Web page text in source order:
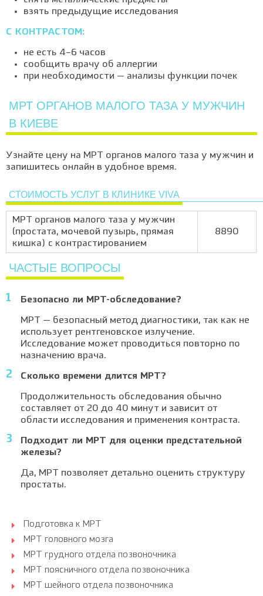
взять предыдущие исследования
С КОНТРАСТОМ:
не есть 4–6 часов
сообщить врачу об аллергии
при необходимости — анализы функции почек
МРТ ОРГАНОВ МАЛОГО ТАЗА У МУЖЧИН
В КИЕВЕ
Узнайте цену на МРТ органов малого таза у мужчин и
запишитесь онлайн в удобное время.
СТОИМОСТЬ УСЛУГ В КЛИНИКЕ VIVA
МРТ органов малого таза у мужчин
(простата, мочевой пузырь, прямая
кишка) с контрастированием
8890
ЧАСТЫЕ ВОПРОСЫ
Безопасно ли МРТ-обследование?
МРТ — безопасный метод диагностики, так как не
использует рентгеновское излучение.
Исследование может проводиться повторно по
назначению врача.
Сколько времени длится МРТ?
Продолжительность обследования обычно
составляет от 20 до 40 минут и зависит от
области исследования и применения контраста.
Подходит ли МРТ для оценки предстательной
железы?
Да, МРТ позволяет детально оценить структуру
простаты.
Подготовка к МРТ
МРТ головного мозга
МРТ грудного отдела позвоночника
МРТ поясничного отдела позвоночника
МРТ шейного отдела позвоночника